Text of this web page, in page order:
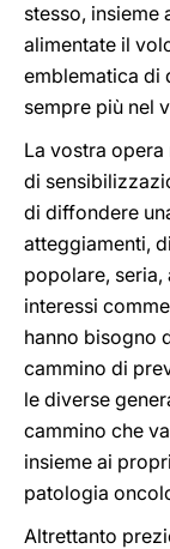
stesso, insieme
alimentate il
emblematica di
sempre più nel
La vostra
di
di diffondere
atteggiamenti,
popolare, seria,
interessi
hanno bisogno
cammino di
le diverse
cammino che
insieme ai
patologia
Altrettanto